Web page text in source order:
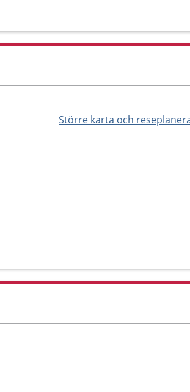
Större karta och